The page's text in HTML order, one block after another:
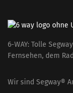
6-WAY: Tolle
Fernsehen, dem
Wir sind Segway®